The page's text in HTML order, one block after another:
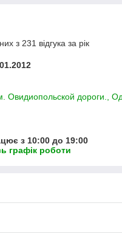
з 231 відгука за рік
Овидиопольской дороги.,
з 10:00 до 19:00
графік роботи